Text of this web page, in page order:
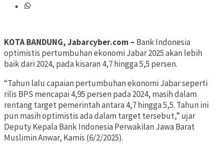
KOTA BANDUNG, Jabarcyber.com – Bank Indonesia
optimistis pertumbuhan ekonomi Jabar 2025 akan lebih
baik dari 2024, pada kisaran 4,7 hingga 5,5 persen.
“Tahun lalu capaian pertumbuhan ekonomi Jabar seperti
rilis BPS mencapai 4,95 persen pada 2024, masih dalam
rentang target pemerintah antara 4,7 hingga 5,5. Tahun ini
pun masih optimistis ada dalam target tersebut,” ujar
Deputy Kepala Bank Indonesia Perwakilan Jawa Barat
Muslimin Anwar, Kamis (6/2/2025).